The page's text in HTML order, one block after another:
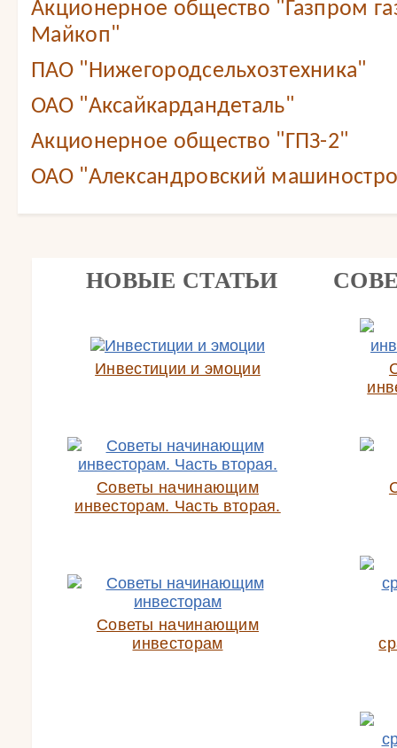
Акционерное общество "Газпром
Майкоп"
ПАО "Нижегородсельхозтехника"
ОАО "Аксайкардандеталь"
Акционерное общество "ГПЗ-2"
ОАО "Александровский
НОВЫЕ СТАТЬИ
Инвестиции и эмоции
Советы начинающим
инвесторам. Часть вторая.
Советы начинающим
инвесторам